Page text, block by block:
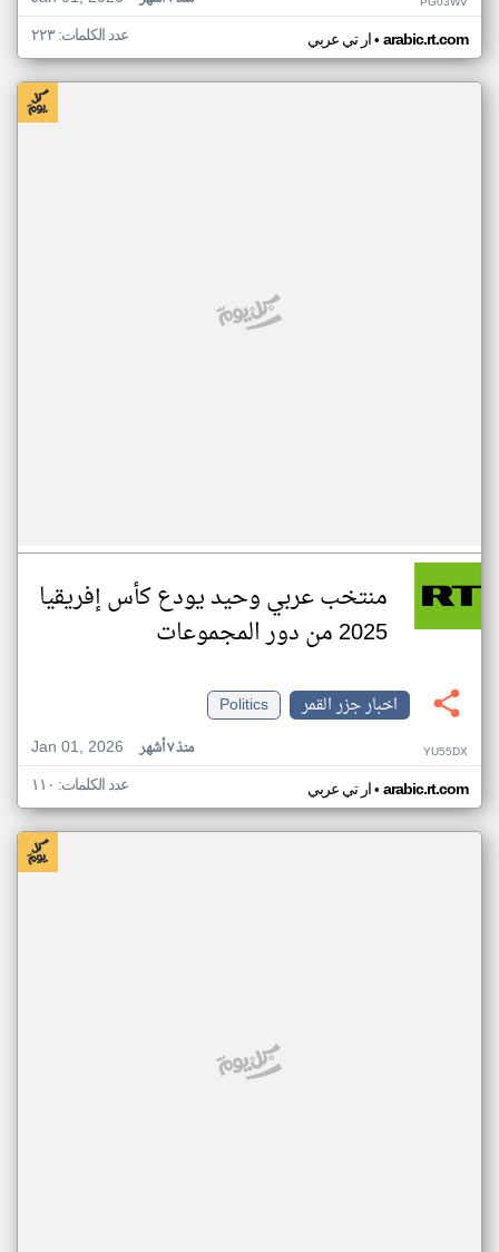
ار تي عربي• arabic.rt.com عدد الكلمات: ٢٢٣
منتخب عربي وحيد يودع كأس إفريقيا
2025 من دور المجموعات
اخبار جزر القمر
Politics
Jan 01, 2026
منذ ٧ أشهر YU55DX
ار تي عربي• arabic.rt.com عدد الكلمات: ١١٠